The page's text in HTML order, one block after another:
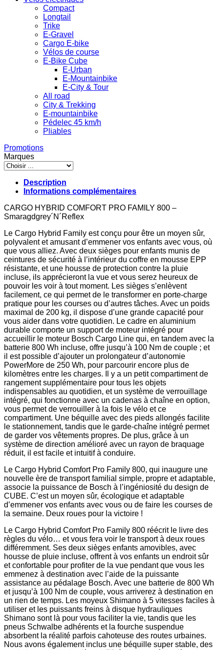
Compact
Longtail
Trike
E-Gravel
Cargo E-bike
Vélos de course
E-Bike Cube
E-Urban
E-Mountainbike
E-City & Tour
All road
City & Trekking
E-mountainbike
Pédelec 45 km/h
Pliables
Promotions
Marques
Description
Informations complémentaires
CARGO HYBRID COMFORT PRO FAMILY 800 –
Smaragdgrey´N´Reflex
Le Cargo Hybrid Family est conçu pour être un moyen sûr,
polyvalent et amusant d’emmener vos enfants avec vous, où
que vous alliez. Avec deux sièges pour enfants munis de
ceintures de sécurité à l’intérieur du coffre en mousse EPP
résistante, et une housse de protection contre la pluie
incluse, ils apprécieront la vue et vous serez heureux de
pouvoir les voir à tout moment. Les sièges s’enlèvent
facilement, ce qui permet de le transformer en porte-charge
pratique pour les courses ou d’autres tâches. Avec un poids
maximal de 200 kg, il dispose d’une grande capacité pour
vous aider dans votre quotidien. Le cadre en aluminium
durable comporte un support de moteur intégré pour
accueillir le moteur Bosch Cargo Line qui, en tandem avec la
batterie 800 Wh incluse, offre jusqu’à 100 Nm de couple ; et
il est possible d’ajouter un prolongateur d’autonomie
PowerMore de 250 Wh, pour parcourir encore plus de
kilomètres entre les charges. Il y a un petit compartiment de
rangement supplémentaire pour tous les objets
indispensables au quotidien, et un système de verrouillage
intégré, qui fonctionne avec un cadenas à chaîne en option,
vous permet de verrouiller à la fois le vélo et ce
compartiment. Une béquille avec des pieds allongés facilite
le stationnement, tandis que le garde-chaîne intégré permet
de garder vos vêtements propres. De plus, grâce à un
système de direction amélioré avec un rayon de braquage
réduit, il est facile et intuitif à conduire.
Le Cargo Hybrid Comfort Pro Family 800, qui inaugure une
nouvelle ère de transport familial simple, propre et adaptable,
associe la puissance de Bosch à l’ingéniosité du design de
CUBE. C’est un moyen sûr, écologique et adaptable
d’emmener vos enfants avec vous ou de faire les courses de
la semaine. Deux roues pour la victoire !
Le Cargo Hybrid Comfort Pro Family 800 réécrit le livre des
règles du vélo… et vous fera voir le transport à deux roues
différemment. Ses deux sièges enfants amovibles, avec
housse de pluie incluse, offrent à vos enfants un endroit sûr
et confortable pour profiter de la vue pendant que vous les
emmenez à destination avec l’aide de la puissante
assistance au pédalage Bosch. Avec une batterie de 800 Wh
et jusqu’à 100 Nm de couple, vous arriverez à destination en
un rien de temps. Les moyeux Shimano à 5 vitesses faciles à
utiliser et les puissants freins à disque hydrauliques
Shimano sont là pour vous faciliter la vie, tandis que les
pneus Schwalbe adhérents et la fourche suspendue
absorbent la réalité parfois cahoteuse des routes urbaines.
Nous avons également inclus une béquille super stable, des